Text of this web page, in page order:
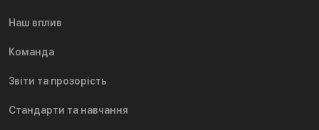
Наш вплив
Команда
Звіти та прозорість
Стандарти та навчання